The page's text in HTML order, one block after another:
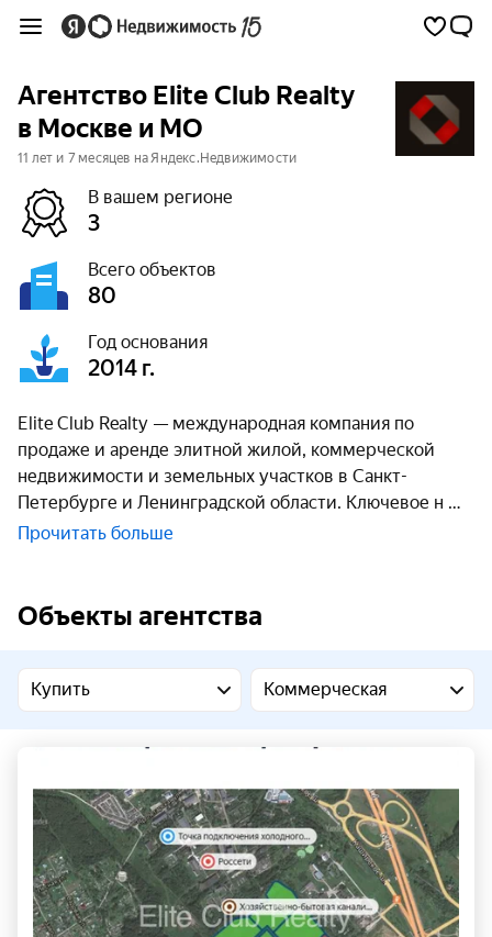
Агентство Elite Club Realty
в Москве и МО
11 лет и 7 месяцев на Яндекс.Недвижимости
В вашем регионе
3
Всего объектов
80
Год основания
2014 г.
Elite Club Realty — международная компания по
продаже и аренде элитной жилой, коммерческой
недвижимости и земельных участков в Санкт-
Петербурге и Ленинградской области. Ключевое н
Прочитать больше
Объекты агентства
Купить Коммерческая